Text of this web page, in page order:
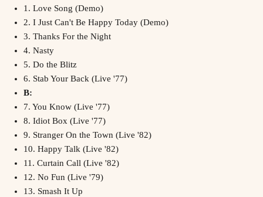
1. Love Song (Demo)
2. I Just Can't Be Happy Today (Demo)
3. Thanks For the Night
4. Nasty
5. Do the Blitz
6. Stab Your Back (Live '77)
B:
7. You Know (Live '77)
8. Idiot Box (Live '77)
9. Stranger On the Town (Live '82)
10. Happy Talk (Live '82)
11. Curtain Call (Live '82)
12. No Fun (Live '79)
13. Smash It Up